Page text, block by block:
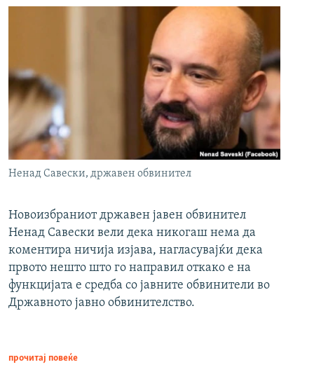
Ненад Савески, државен обвинител
Новоизбраниот државен јавен обвинител
Ненад Савески вели дека никогаш нема да
коментира ничија изјава, нагласувајќи дека
првото нешто што го направил откако е на
функцијата е средба со јавните обвинители во
Државното јавно обвинителство.
прочитај повеќе